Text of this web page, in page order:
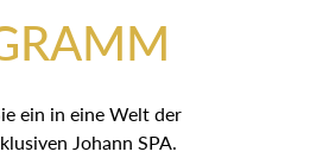
ein in eine Welt der
Johann SPA.